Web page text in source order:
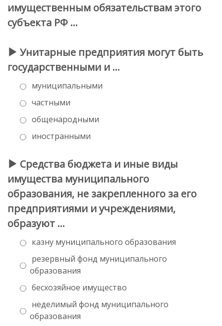
имущественным обязательствам этого
субъекта РФ …
Унитарные предприятия могут быть
государственными и …
муниципальными
частными
общенародными
иностранными
Средства бюджета и иные виды
имущества муниципального
образования, не закрепленного за его
предприятиями и учреждениями,
образуют …
казну муниципального образования
резервный фонд муниципального
образования
бесхозяйное имущество
неделимый фонд муниципального
образования